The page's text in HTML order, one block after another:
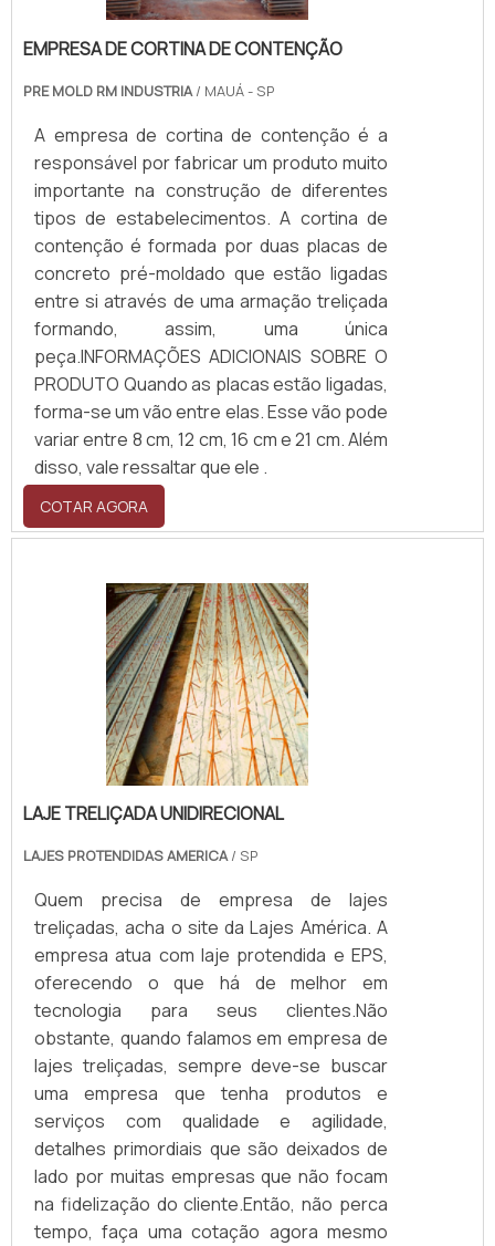
EMPRESA DE CORTINA DE CONTENÇÃO
PRE MOLD RM INDUSTRIA/ MAUÁ - SP
A empresa de cortina de contenção é a
responsável por fabricar um produto muito
importante na construção de diferentes
tipos de estabelecimentos. A cortina de
contenção é formada por duas placas de
concreto pré-moldado que estão ligadas
entre si através de uma armação treliçada
formando, assim, uma única
peça.INFORMAÇÕES ADICIONAIS SOBRE O
PRODUTO Quando as placas estão ligadas,
forma-se um vão entre elas. Esse vão pode
variar entre 8 cm, 12 cm, 16 cm e 21 cm. Além
disso, vale ressaltar que ele .
COTAR AGORA
LAJE TRELIÇADA UNIDIRECIONAL
LAJES PROTENDIDAS AMERICA/ SP
Quem precisa de empresa de lajes
treliçadas, acha o site da Lajes América. A
empresa atua com laje protendida e EPS,
oferecendo o que há de melhor em
tecnologia para seus clientes.Não
obstante, quando falamos em empresa de
lajes treliçadas, sempre deve-se buscar
uma empresa que tenha produtos e
serviços com qualidade e agilidade,
detalhes primordiais que são deixados de
lado por muitas empresas que não focam
na fidelização do cliente.Então, não perca
tempo, faça uma cotação agora mesmo